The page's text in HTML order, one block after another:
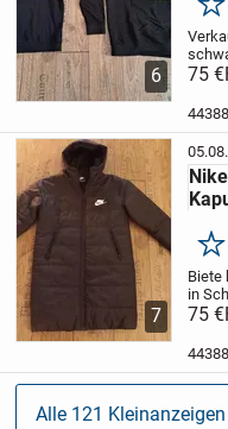
6
sie
Die
75 €
7
Biete
in
mal
75 €
Alle 121